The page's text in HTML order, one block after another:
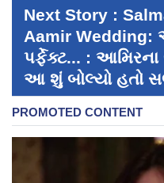
Next Story :
Aamir
પર્ફેક્ટ... :
આ શું બોલ્યો હતો